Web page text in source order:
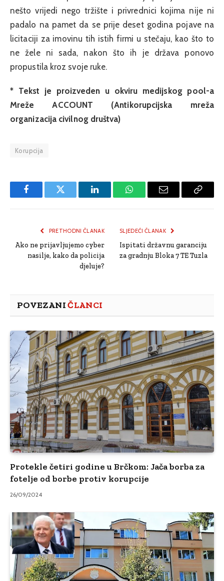
nešto vrijedi nego tržište i privrednici kojima nije ni
padalo na pamet da se prije deset godina pojave na
licitaciji za imovinu tih istih firmi u stečaju, kao što to
ne žele ni sada, nakon što ih je država ponovo
propustila kroz svoje ruke.
* Tekst je proizveden u okviru medijskog pool-a
Mreže ACCOUNT (Antikorupcijska mreža
organizacija civilnog društva)
Korupcija
FacebookTwitter LinkedInWhatsAppEmail
Copy
PRETHODNI ČLANAK
Ako ne prijavljujemo cyber
nasilje, kako da policija
djeluje?
SLJEDEĆI ČLANAK
Ispitati državnu garanciju
za gradnju Bloka 7 TE Tuzla
POVEZANIČLANCI
Protekle četiri godine u Brčkom: Jača borba za
fotelje od borbe protiv korupcije
26/09/2024